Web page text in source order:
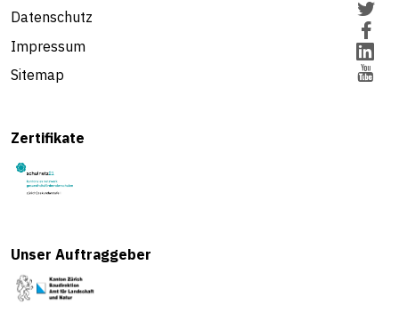
Datenschutz
Impressum
Sitemap
Zertifikate
Unser Auftraggeber